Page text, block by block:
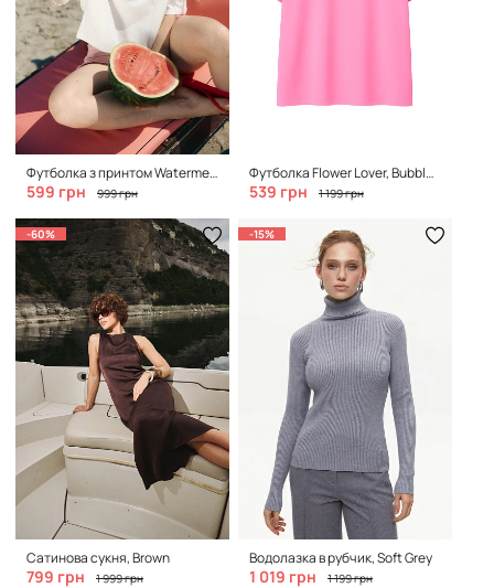
Футболка з принтом Watermelon, Clean White
599 грн 999 грн
Футболка Flower Lover, Bubble Pink
539 грн 1 199 грн
-60%
Сатинова сукня, Brown
799 грн 1 999 грн
-15%
Водолазка в рубчик, Soft Grey
1 019 грн 1 199 грн